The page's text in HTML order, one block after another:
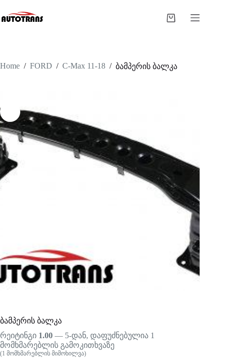
Home / FORD / C-Max 11-18 / ბამპერის ბალკა
ბამპერის ბალკა
რეიტინგი 1.00 — 5-დან, დაფუძნებულია 1
მომხმარებლის გამოკითხვაზე
(1 მომხმარებლის მიმოხილვა)